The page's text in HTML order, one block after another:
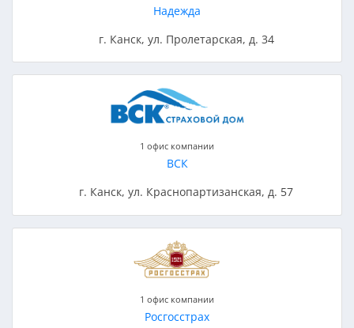
Надежда
г. Канск, ул. Пролетарская, д. 34
1 офис компании
ВСК
г. Канск, ул. Краснопартизанская, д. 57
1 офис компании
Росгосстрах